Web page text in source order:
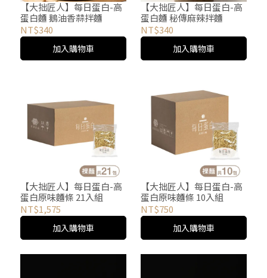
【大拙匠人】每日蛋白-高
蛋白麵 鵝油香蒜拌麵
NT$340
加入購物車
【大拙匠人】每日蛋白-高
蛋白麵 秘傳麻辣拌麵
NT$340
加入購物車
【大拙匠人】每日蛋白-高
蛋白原味麵條 21入組
NT$1,575
加入購物車
【大拙匠人】每日蛋白-高
蛋白原味麵條 10入組
NT$750
加入購物車